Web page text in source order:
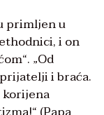
primljen u
i on
„Od
i braća.